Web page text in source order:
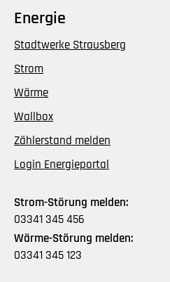
Energie
Stadtwerke Strausberg
Strom
Wärme
Wallbox
Zählerstand melden
Login Energieportal
Strom-Störung melden:
03341 345 456
Wärme-Störung melden:
03341 345 123